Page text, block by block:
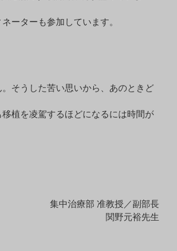
ーターも参加しています。
そうした苦い思いから、あのときど
植を凌駕するほどになるには時間が
集中治療部 准教授／副部長
関野元裕先生